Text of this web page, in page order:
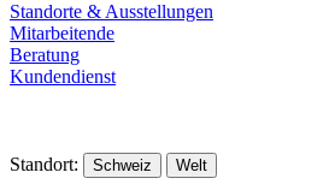
Standorte & Ausstellungen
Mitarbeitende
Beratung
Kundendienst
Standort: Schweiz Welt